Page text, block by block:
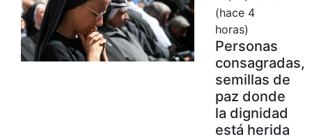
(hace 4
horas)
Personas
consagradas,
semillas de
paz donde
la dignidad
está herida